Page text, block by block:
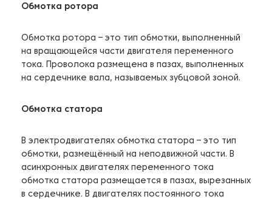
Обмотка ротора
Обмотка ротора – это тип обмотки, выполненный
на вращающейся части двигателя переменного
тока. Проволока размещена в пазах, выполненных
на сердечнике вала, называемых зубцовой зоной.
Обмотка статора
В электродвигателях обмотка статора – это тип
обмотки, размещённый на неподвижной части. В
асинхронных двигателях переменного тока
обмотка статора размещается в пазах, вырезанных
в сердечнике. В двигателях постоянного тока